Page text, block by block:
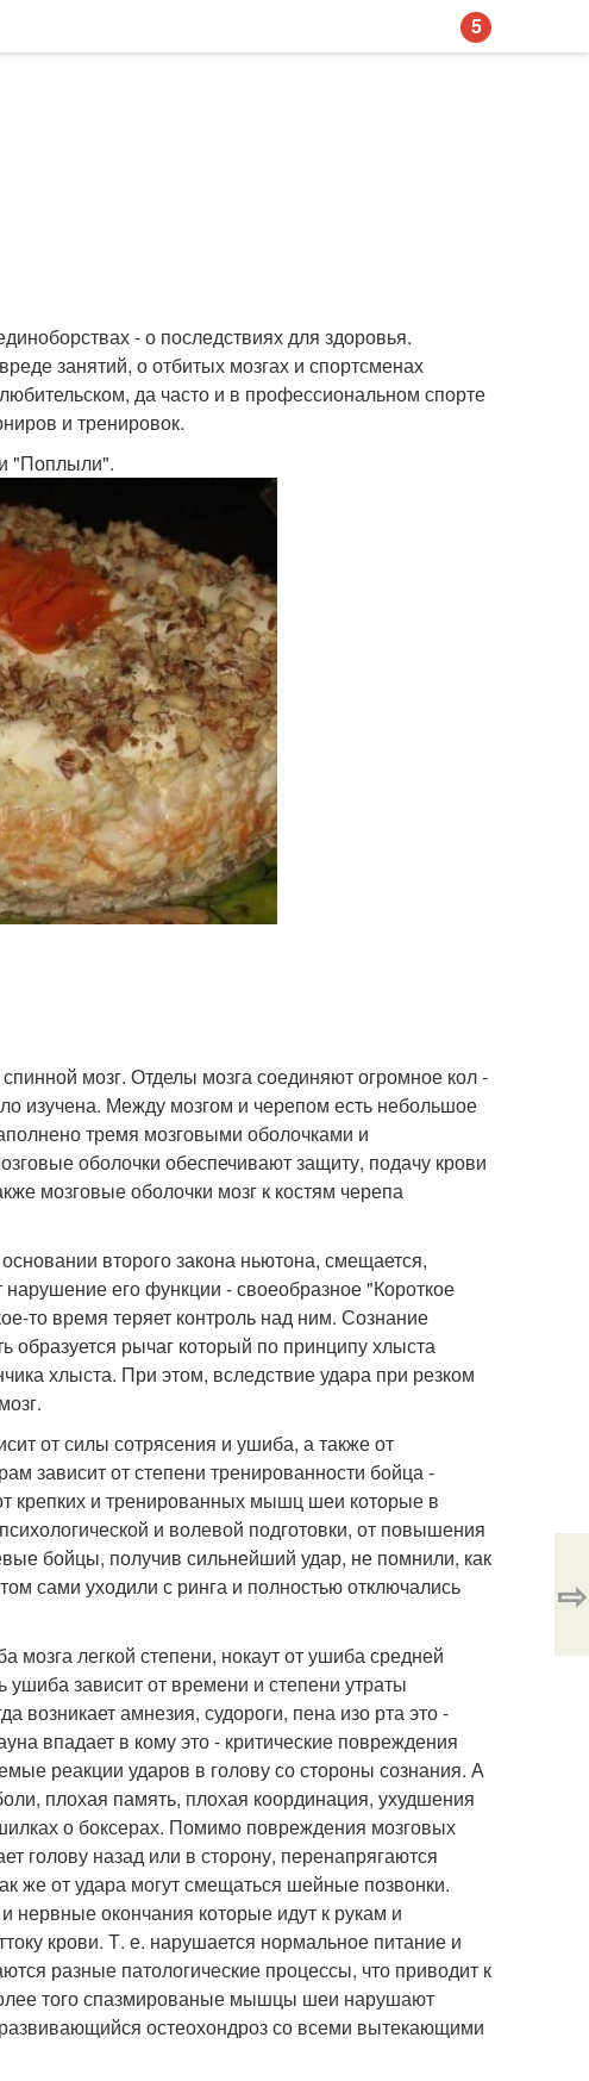
- о последствиях для здоровья.
занятий, о отбитых мозгах и спортсменах
да часто и в профессиональном спорте
и тренировок.
"Поплыли".
мозг. Отделы мозга соединяют огромное кол -
изучена. Между мозгом и черепом есть небольшое
тремя мозговыми оболочками и
оболочки обеспечивают защиту, подачу крови
мозговые оболочки мозг к костям черепа
второго закона ньютона, смещается,
его функции - своеобразное "Короткое
то время теряет контроль над ним. Сознание
образуется рычаг который по принципу хлыста
хлыста. При этом, вследствие удара при резком
от силы сотрясения и ушиба, а также от
зависит от степени тренированности бойца -
крепких и тренированных мышц шеи которые в
и волевой подготовки, от повышения
бойцы, получив сильнейший удар, не помнили, как
сами уходили с ринга и полностью отключались
мозга легкой степени, нокаут от ушиба средней
зависит от времени и степени утраты
возникает амнезия, судороги, пена изо рта это -
впадает в кому это - критические повреждения
реакции ударов в голову со стороны сознания. А
плохая память, плохая координация, ухудшения
о боксерах. Помимо повреждения мозговых
голову назад или в сторону, перенапрягаются
же от удара могут смещаться шейные позвонки.
окончания которые идут к рукам и
крови. Т. е. нарушается нормальное питание и
разные патологические процессы, что приводит к
того спазмированые мышцы шеи нарушают
остеохондроз со всеми вытекающими
⇨
5